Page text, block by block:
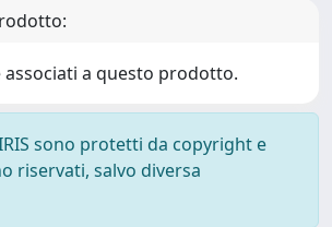
associati a questo prodotto.
sono protetti da copyright e
riservati, salvo diversa